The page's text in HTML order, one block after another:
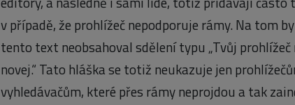
v případě, že prohlížeč nepodporuje rámy. Na tom
tento text neobsahoval sdělení typu „Tvůj prohlížeč
novej.“ Tato hláška se totiž neukazuje jen
vyhledávačům, které přes rámy neprojdou a tak